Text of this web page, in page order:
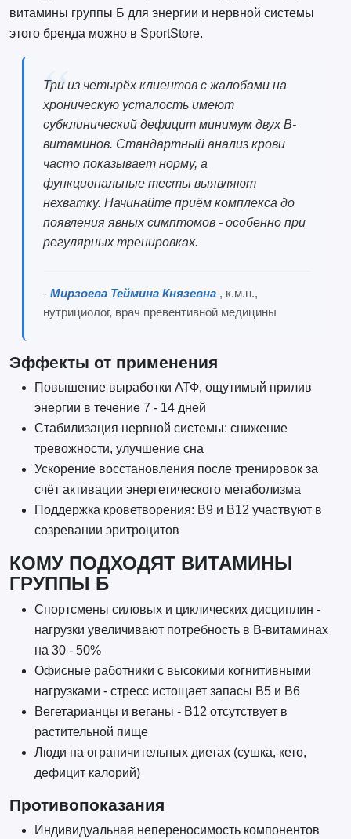
витамины группы Б для энергии и нервной системы
этого бренда можно в SportStore.
Три из четырёх клиентов с жалобами на
хроническую усталость имеют
субклинический дефицит минимум двух B-
витаминов. Стандартный анализ крови
часто показывает норму, а
функциональные тесты выявляют
нехватку. Начинайте приём комплекса до
появления явных симптомов - особенно при
регулярных тренировках.
- Мирзоева Теймина Князевна , к.м.н.,
нутрициолог, врач превентивной медицины
Эффекты от применения
Повышение выработки АТФ, ощутимый прилив
энергии в течение 7 - 14 дней
Стабилизация нервной системы: снижение
тревожности, улучшение сна
Ускорение восстановления после тренировок за
счёт активации энергетического метаболизма
Поддержка кроветворения: B9 и B12 участвуют в
созревании эритроцитов
КОМУ ПОДХОДЯТ ВИТАМИНЫ
ГРУППЫ Б
Спортсмены силовых и циклических дисциплин -
нагрузки увеличивают потребность в B-витаминах
на 30 - 50%
Офисные работники с высокими когнитивными
нагрузками - стресс истощает запасы B5 и B6
Вегетарианцы и веганы - B12 отсутствует в
растительной пище
Люди на ограничительных диетах (сушка, кето,
дефицит калорий)
Противопоказания
Индивидуальная непереносимость компонентов